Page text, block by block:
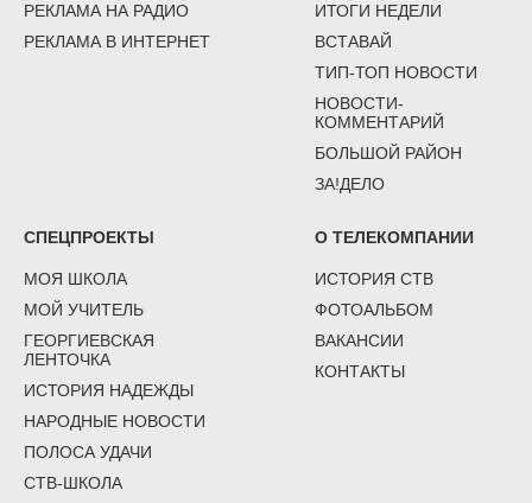
РЕКЛАМА НА РАДИО
РЕКЛАМА В ИНТЕРНЕТ
ИТОГИ НЕДЕЛИ
ВСТАВАЙ
ТИП-ТОП НОВОСТИ
НОВОСТИ-
КОММЕНТАРИЙ
БОЛЬШОЙ РАЙОН
ЗА!ДЕЛО
СПЕЦПРОЕКТЫ
МОЯ ШКОЛА
МОЙ УЧИТЕЛЬ
ГЕОРГИЕВСКАЯ
ЛЕНТОЧКА
ИСТОРИЯ НАДЕЖДЫ
НАРОДНЫЕ НОВОСТИ
ПОЛОСА УДАЧИ
СТВ-ШКОЛА
О ТЕЛЕКОМПАНИИ
ИСТОРИЯ СТВ
ФОТОАЛЬБОМ
ВАКАНСИИ
КОНТАКТЫ